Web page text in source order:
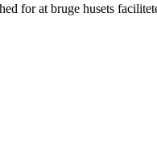
for at bruge husets